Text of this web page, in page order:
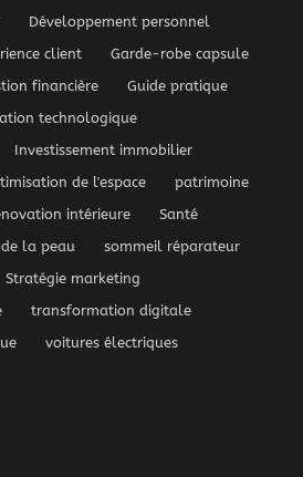
Développement personnel
client
Garde-robe capsule
financière
Guide pratique
technologique
Investissement immobilier
de l'espace
patrimoine
intérieure
Santé
la peau
sommeil réparateur
Stratégie marketing
transformation digitale
voitures électriques